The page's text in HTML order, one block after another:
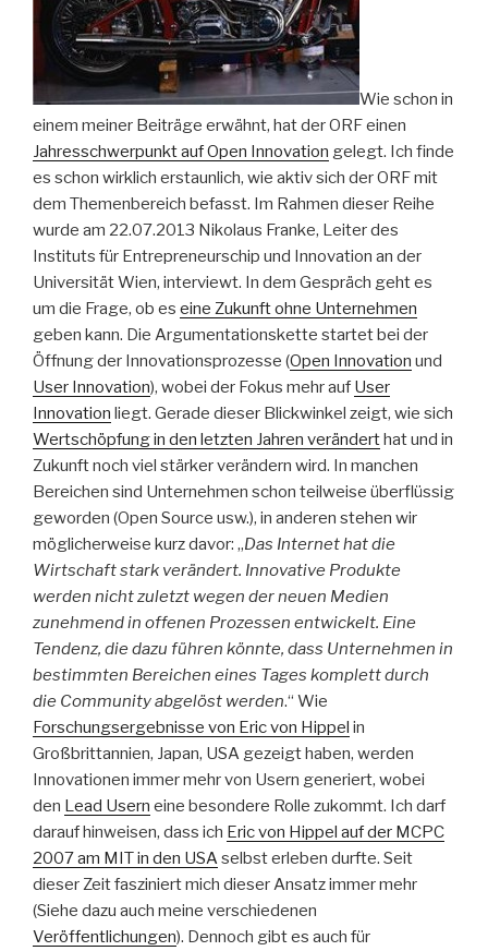
Wie schon in
einem meiner Beiträge erwähnt, hat der ORF einen
Jahresschwerpunkt auf Open Innovation gelegt. Ich finde
es schon wirklich erstaunlich, wie aktiv sich der ORF mit
dem Themenbereich befasst. Im Rahmen dieser Reihe
wurde am 22.07.2013 Nikolaus Franke, Leiter des
Instituts für Entrepreneurschip und Innovation an der
Universität Wien, interviewt. In dem Gespräch geht es
um die Frage, ob es eine Zukunft ohne Unternehmen
geben kann. Die Argumentationskette startet bei der
Öffnung der Innovationsprozesse (Open Innovation und
User Innovation), wobei der Fokus mehr auf User
Innovation liegt. Gerade dieser Blickwinkel zeigt, wie sich
Wertschöpfung in den letzten Jahren veränderthat und in
Zukunft noch viel stärker verändern wird. In manchen
Bereichen sind Unternehmen schon teilweise überflüssig
geworden (Open Source usw.), in anderen stehen wir
möglicherweise kurz davor: „Das Internet hat die
Wirtschaft stark verändert. Innovative Produkte
werden nicht zuletzt wegen der neuen Medien
zunehmend in offenen Prozessen entwickelt. Eine
Tendenz, die dazu führen könnte, dass Unternehmen in
bestimmten Bereichen eines Tages komplett durch
die Community abgelöst werden.“ Wie
Forschungsergebnisse von Eric von Hippel in
Großbrittannien, Japan, USA gezeigt haben, werden
Innovationen immer mehr von Usern generiert, wobei
den Lead Usern eine besondere Rolle zukommt. Ich darf
darauf hinweisen, dass ich Eric von Hippel auf der MCPC
2007 am MIT in den USAselbst erleben durfte. Seit
dieser Zeit fasziniert mich dieser Ansatz immer mehr
(Siehe dazu auch meine verschiedenen
Veröffentlichungen). Dennoch gibt es auch für